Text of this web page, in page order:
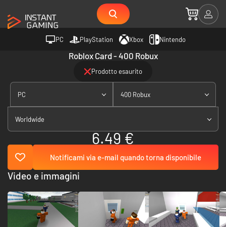
PC PlayStation Xbox Nintendo
Roblox Card - 400 Robux
Prodotto esaurito
PC 400 Robux
Worldwide
6.49 €
Notificami via e-mail quando torna disponibile
Video e immagini